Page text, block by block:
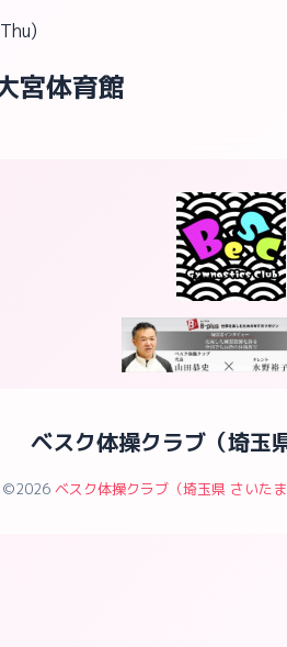
宮体育館
ベスク体操クラブ（埼玉
©2026 ベスク体操クラブ（埼玉県 さいたま